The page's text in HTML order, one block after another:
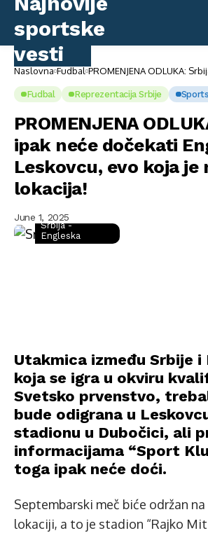
Naslovna Fudbal PROMENJENA ODLUKA:
Fudbal Reprezentacija Srbije
PROMENJENA
ipak neće dočekati
Leskovcu, evo koja je
lokacija!
June 1, 2025
Srbija -
Engleska
Utakmica između Srbije i
koja se igra u okviru
Svetsko prvenstvo,
bude odigrana u
stadionu u Dubočici, ali
informacijama “Sport
toga ipak neće doći.
Septembarski meč biće održan
lokaciji, a to je stadion “Rajko